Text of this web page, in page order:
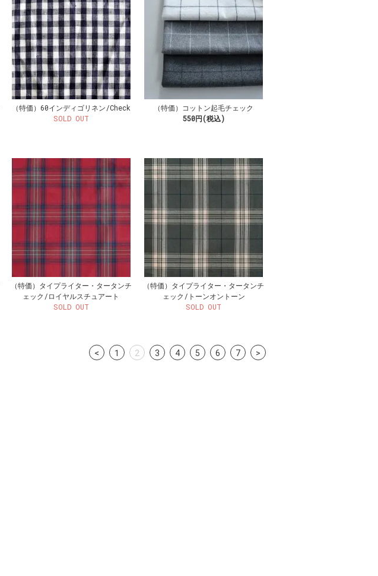
（特価）60インディゴリネン/Check
SOLD OUT
（特価）コットン起毛チェック
550円(税込)
（特価）タイプライター・タータンチ
ェック/ロイヤルスチュアート
SOLD OUT
（特価）タイプライター・タータンチ
ェック/トーンオントーン
SOLD OUT
< 1 2 3 4 5 6 7 >